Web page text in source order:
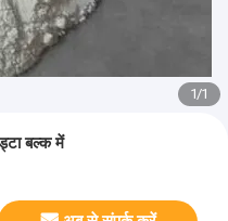
1/1
बल्क में